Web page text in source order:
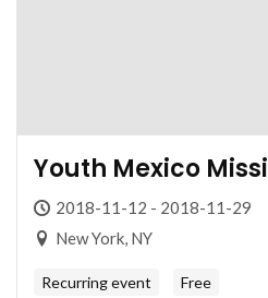
Youth Mexico
2018-11-12 - 2018-11-29
New York, NY
Recurring event Free